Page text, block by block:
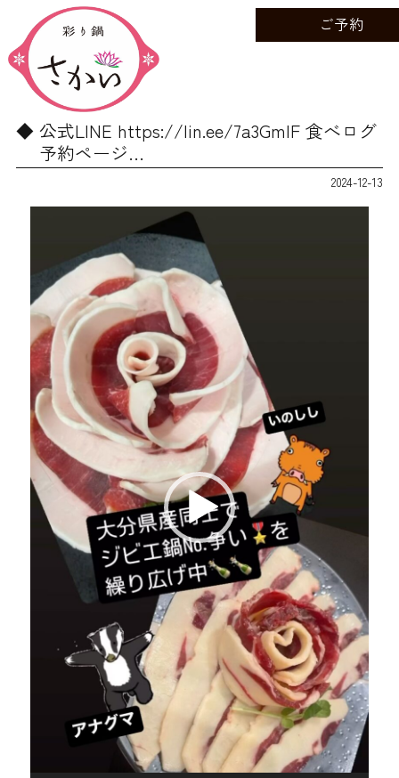
ご予約
公式LINE https://lin.ee/7a3GmIF 食べログ
予約ページ…
2024-12-13
レ
ー
ヤ
ー